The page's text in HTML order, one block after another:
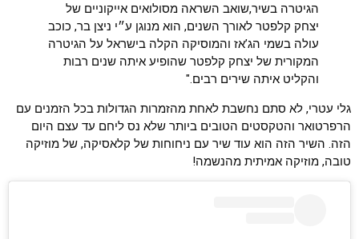
הגיטרה בשיר,שואב השראה מסולואים אייקוניים של
יצחק קלפטר לאורך השנים, הוא מנוגן ע״י ניצן בר, כוכב
עולה בשמי הג’אז והמוסיקה הקלה בישראל על הגיטרה
המקורית של יצחק קלפטר שהופיע איתה שנים רבות
והקליט איתה שירים רבים."
גלי עטרי, לא סתם נחשבת לאחת מהזמרות הגדולות בכל הזמנים עם
הרפרטואר והטקסטים הטובים ביותר שלא נס ליחם עד עצם היום
הזה. השיר הזה הוא עוד שיר עם ניחוחות של קלאסיקה, של מוזיקה
טובה, מוזיקה אמיתית מהנשמה!